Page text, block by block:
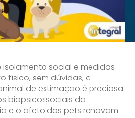
social e medidas
físico, sem dúvidas, a
de estimação é preciosa
biopsicossociais da
e o afeto dos pets renovam